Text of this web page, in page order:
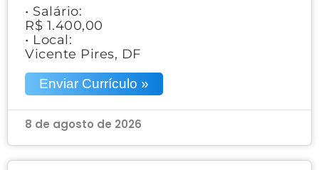
• Salário:
R$ 1.400,00
• Local:
Vicente Pires, DF
Enviar Currículo »
8 de agosto de 2026